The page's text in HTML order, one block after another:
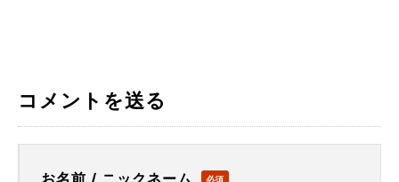
コメントを送る
お名前 / ニックネーム 必須